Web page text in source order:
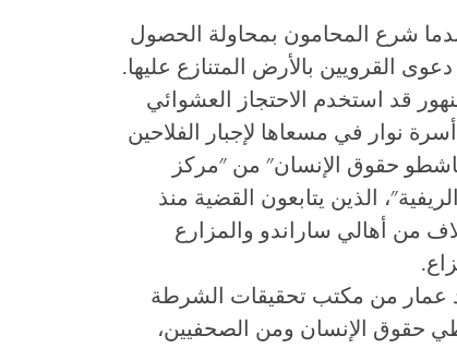
شرع المحامون بمحاولة الحصول
القرويين بالأرض المتنازع عليها.
قد استخدم الاحتجاز العشوائي
نوار في مسعاها لإجبار الفلاحين
حقوق الإنسان" من "مركز
الذين يتابعون القضية منذ
حوالي عشرة آلاف من أهالي ساراندو والمزارع
العقيد محمد عمار من مكتب تحقيقات الشرطة
حقوق الإنسان ومن الصحفيين،